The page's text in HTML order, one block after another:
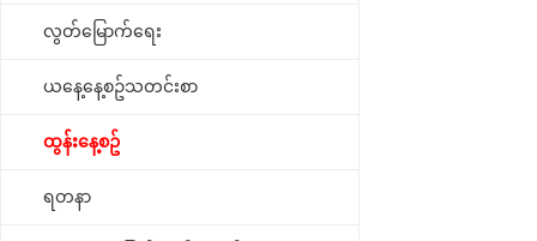
လွတ်မြောက်ရေး
ယနေ့နေ့စဥ်သတင်းစာ
ထွန်းနေ့စဥ်
ရတနာ